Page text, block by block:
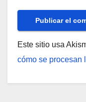
Este sitio usa
cómo se procesan